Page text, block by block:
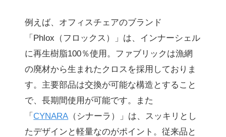
例えば、オフィスチェアのブランド
「Phlox（フロックス）」は、インナーシェル
に再生樹脂100％使用。ファブリックは漁網
の廃材から生まれたクロスを採用しておりま
す。主要部品は交換が可能な構造とすること
で、長期間使用が可能です。また
「 CYNARA （シナーラ）」は、スッキリとし
たデザインと軽量なのがポイント。従来品と